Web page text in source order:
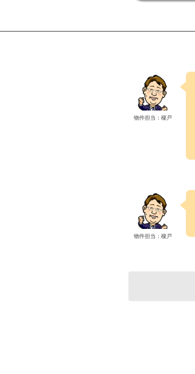
物件担当：榎戸
物件担当：榎戸